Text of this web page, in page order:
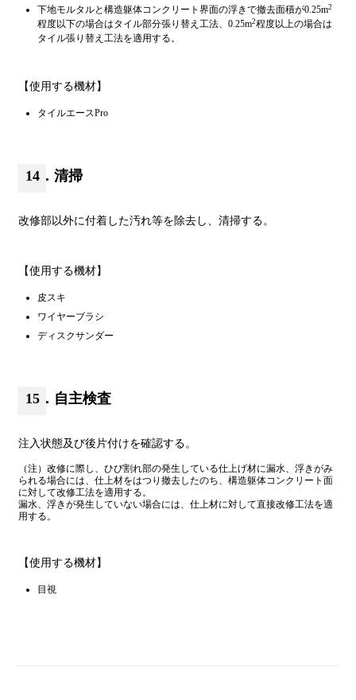
下地モルタルと構造躯体コンクリート界面の浮きで撤去面積が0.25m2
程度以下の場合はタイル部分張り替え工法、0.25m2程度以上の場合は
タイル張り替え工法を適用する。
【使用する機材】
タイルエースPro
14．清掃
改修部以外に付着した汚れ等を除去し、清掃する。
【使用する機材】
皮スキ
ワイヤーブラシ
ディスクサンダー
15．自主検査
注入状態及び後片付けを確認する。
（注）改修に際し、ひび割れ部の発生している仕上げ材に漏水、浮きがみ
られる場合には、仕上材をはつり撤去したのち、構造躯体コンクリート面
に対して改修工法を適用する。
漏水、浮きが発生していない場合には、仕上材に対して直接改修工法を適
用する。
【使用する機材】
目視